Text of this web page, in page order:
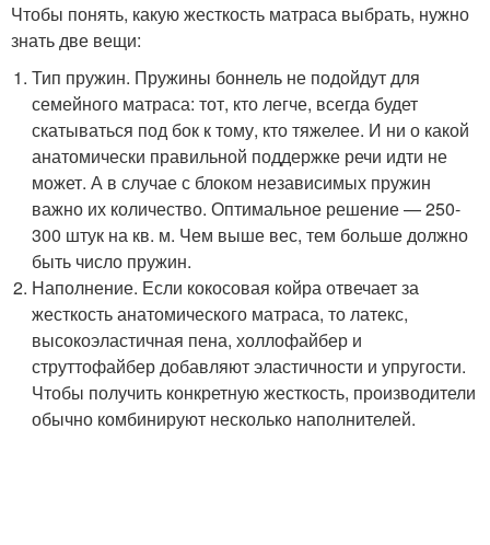
Чтобы понять, какую жесткость матраса выбрать, нужно
знать две вещи:
Тип пружин. Пружины боннель не подойдут для
семейного матраса: тот, кто легче, всегда будет
скатываться под бок к тому, кто тяжелее. И ни о какой
анатомически правильной поддержке речи идти не
может. А в случае с блоком независимых пружин
важно их количество. Оптимальное решение — 250-
300 штук на кв. м. Чем выше вес, тем больше должно
быть число пружин.
Наполнение. Если кокосовая койра отвечает за
жесткость анатомического матраса, то латекс,
высокоэластичная пена, холлофайбер и
струттофайбер добавляют эластичности и упругости.
Чтобы получить конкретную жесткость, производители
обычно комбинируют несколько наполнителей.